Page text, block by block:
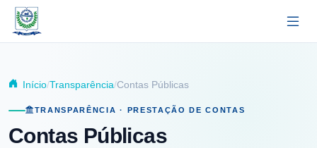
Pular para o conteúdo principal
Início Transparência Contas Públicas
TRANSPARÊNCIA · PRESTAÇÃO DE CONTAS
Contas Públicas